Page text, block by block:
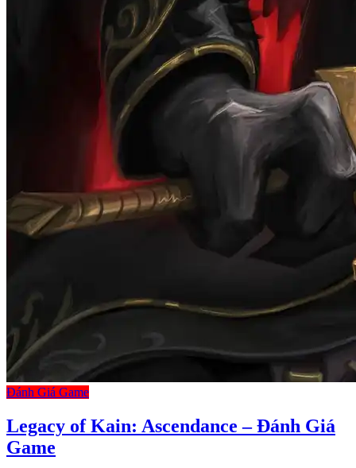
Đánh Giá Game
Legacy of Kain: Ascendance – Đánh Giá
Game